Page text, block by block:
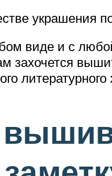
украшения
виде и с
захочется
литературного